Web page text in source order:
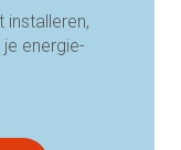
installeren,
energie-